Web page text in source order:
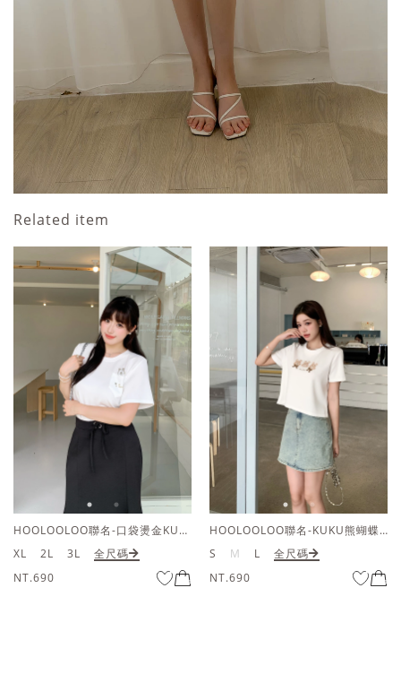
Related item
HOOLOOLOO聯名-口袋燙金KUKU熊短袖上衣
XL
2L 3L
全尺碼
NT.690
HOOLOOLOO聯名-KUKU熊蝴蝶結短袖上衣
S
M L
全尺碼
NT.690